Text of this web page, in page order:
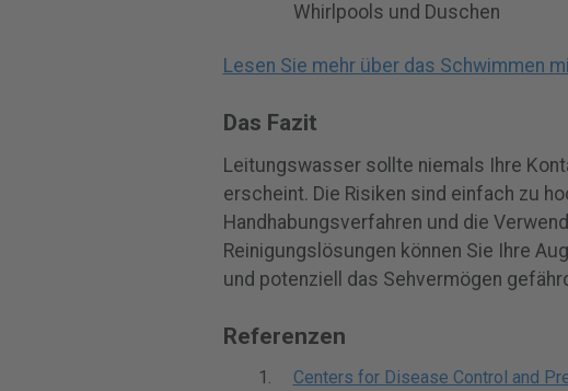
Whirlpools und Duschen
Lesen Sie mehr über das Schwimmen
Das Fazit
Leitungswasser sollte niemals Ihre
erscheint. Die Risiken sind einfach zu
Handhabungsverfahren und die
Reinigungslösungen können Sie Ihre
und potenziell das Sehvermögen
Referenzen
Centers for Disease Control and